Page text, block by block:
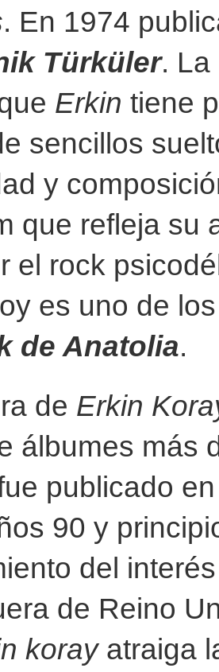
. En 1974
Türküler. La
Erkin tiene
sencillos
y
que refleja su
el rock
es uno de
de Anatolia.
de Erkin
álbumes más
publicado
90 y
del
de Reino
korayatraiga